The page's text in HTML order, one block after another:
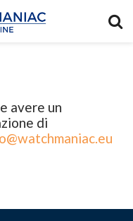
avere un
di